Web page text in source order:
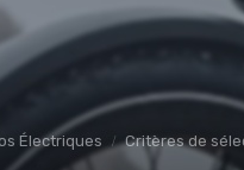
Électriques Critères de